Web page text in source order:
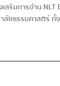
ริมการอ่าน
ยธรรมศาสตร์ ทั้